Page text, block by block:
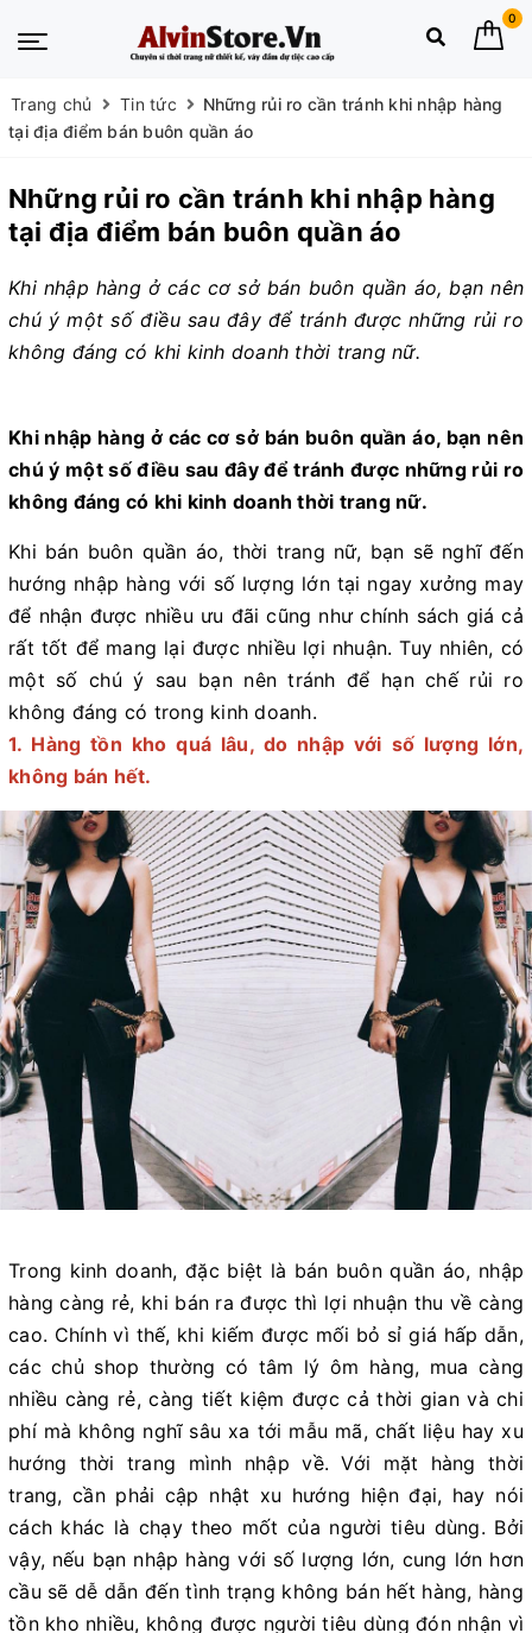
0
Trang chủ Tin tức
Những rủi ro cần tránh khi nhập hàng
tại địa điểm bán buôn quần áo
Những rủi ro cần tránh khi nhập hàng
tại địa điểm bán buôn quần áo
Khi nhập hàng ở các cơ sở bán buôn quần áo, bạn nên
chú ý một số điều sau đây để tránh được những rủi ro
không đáng có khi kinh doanh thời trang nữ.
Khi nhập hàng ở các cơ sở bán buôn quần áo, bạn nên
chú ý một số điều sau đây để tránh được những rủi ro
không đáng có khi kinh doanh thời trang nữ.
Khi bán buôn quần áo, thời trang nữ, bạn sẽ nghĩ đến
hướng nhập hàng với số lượng lớn tại ngay xưởng may
để nhận được nhiều ưu đãi cũng như chính sách giá cả
rất tốt để mang lại được nhiều lợi nhuận. Tuy nhiên, có
một số chú ý sau bạn nên tránh để hạn chế rủi ro
không đáng có trong kinh doanh.
1. Hàng tồn kho quá lâu, do nhập với số lượng lớn,
không bán hết.
Trong kinh doanh, đặc biệt là bán buôn quần áo, nhập
hàng càng rẻ, khi bán ra được thì lợi nhuận thu về càng
cao. Chính vì thế, khi kiếm được mối bỏ sỉ giá hấp dẫn,
các chủ shop thường có tâm lý ôm hàng, mua càng
nhiều càng rẻ, càng tiết kiệm được cả thời gian và chi
phí mà không nghĩ sâu xa tới mẫu mã, chất liệu hay xu
hướng thời trang mình nhập về. Với mặt hàng thời
trang, cần phải cập nhật xu hướng hiện đại, hay nói
cách khác là chạy theo mốt của người tiêu dùng. Bởi
vậy, nếu bạn nhập hàng với số lượng lớn, cung lớn hơn
cầu sẽ dễ dẫn đến tình trạng không bán hết hàng, hàng
tồn kho nhiều, không được người tiêu dùng đón nhận vì